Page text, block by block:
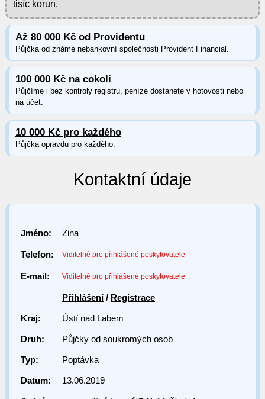
tisíc korun.
Až 80 000 Kč od Providentu
Půjčka od známé nebankovní společnosti Provident Financial.
100 000 Kč na cokoli
Půjčíme i bez kontroly registru, peníze dostanete v hotovosti nebo
na účet.
10 000 Kč pro každého
Půjčka opravdu pro každého.
Kontaktní údaje
Jméno: Zina
Telefon: Viditelné pro přihlášené poskytovatele
E-mail: Viditelné pro přihlášené poskytovatele
Přihlášení/ Registrace
Kraj: Ústí nad Labem
Druh: Půjčky od soukromých osob
Typ: Poptávka
Datum: 13.06.2019